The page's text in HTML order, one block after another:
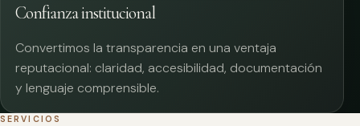
Confianza institucional
Convertimos la transparencia en una ventaja
reputacional: claridad, accesibilidad, documentación
y lenguaje comprensible.
SERVICIOS